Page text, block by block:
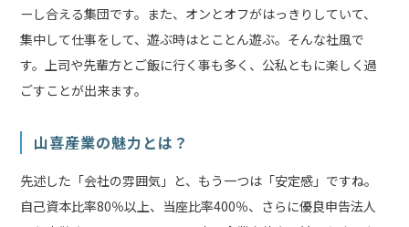
ーし合える集団です。また、オンとオフがはっきりしていて、
集中して仕事をして、遊ぶ時はとことん遊ぶ。そんな社風で
す。上司や先輩方とご飯に行く事も多く、公私ともに楽しく過
ごすことが出来ます。
山喜産業の魅力とは？
先述した「会社の雰囲気」と、もう一つは「安定感」ですね。
自己資本比率80％以上、当座比率400％、さらに優良申告法人